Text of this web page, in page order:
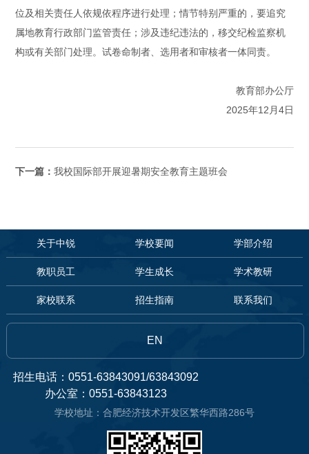
位及相关责任人依规依程序进行处理；情节特别严重的，要追究
属地教育行政部门监管责任；涉及违纪违法的，移交纪检监察机
构或有关部门处理。试卷命制者、选用者和审核者一体同责。
教育部办公厅
2025年12月4日
下一篇：我校国际部开展迎暑期安全教育主题班会
关于中锐 学校要闻 学部介绍
教职员工 学生成长 学术教研
家校联系 招生指南 联系我们
EN
招生电话：0551-63843091/63843092
办公室：0551-63843123
学校地址：合肥经济技术开发区繁华西路286号